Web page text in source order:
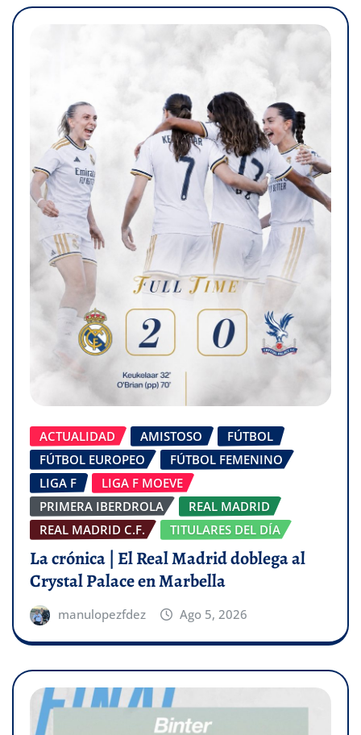
ACTUALIDAD AMISTOSO
FÚTBOL
FÚTBOL EUROPEO
FÚTBOL FEMENINO
LIGA F
LIGA F MOEVE
PRIMERA IBERDROLA
REAL MADRID
REAL MADRID C.F.
TITULARES DEL DÍA
La crónica | El Real Madrid doblega al
Crystal Palace en Marbella
manulopezfdez Ago 5, 2026